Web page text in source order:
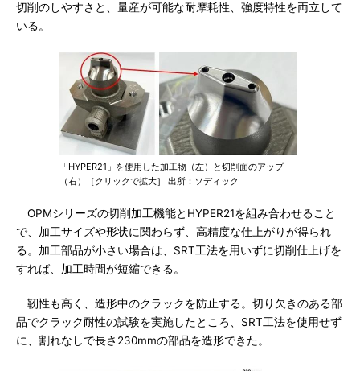
切削のしやすさと、量産が可能な耐摩耗性、強度特性を両立して
いる。
「HYPER21」を使用した加工物（左）と切削面のアップ
（右）［クリックで拡大］ 出所：ソディック
OPMシリーズの切削加工機能とHYPER21を組み合わせること
で、加工サイズや形状に関わらず、高精度な仕上がりが得られ
る。加工部品が小さい場合は、SRT工法を用いずに切削仕上げを
すれば、加工時間が短縮できる。
靭性も高く、造形中のクラックを防止する。切り欠きのある部
品でクラック耐性の試験を実施したところ、SRT工法を使用せず
に、割れなしで長さ230mmの部品を造形できた。